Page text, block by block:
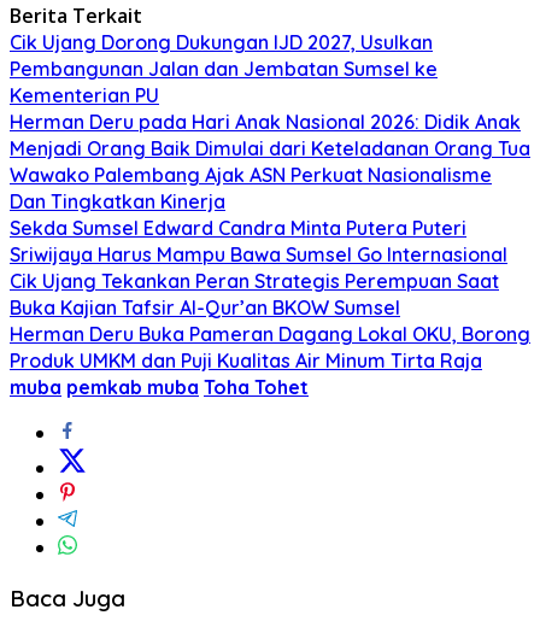
Berita Terkait
Cik Ujang Dorong Dukungan IJD 2027, Usulkan
Pembangunan Jalan dan Jembatan Sumsel ke
Kementerian PU
Herman Deru pada Hari Anak Nasional 2026: Didik Anak
Menjadi Orang Baik Dimulai dari Keteladanan Orang Tua
Wawako Palembang Ajak ASN Perkuat Nasionalisme
Dan Tingkatkan Kinerja
Sekda Sumsel Edward Candra Minta Putera Puteri
Sriwijaya Harus Mampu Bawa Sumsel Go Internasional
Cik Ujang Tekankan Peran Strategis Perempuan Saat
Buka Kajian Tafsir Al-Qur’an BKOW Sumsel
Herman Deru Buka Pameran Dagang Lokal OKU, Borong
Produk UMKM dan Puji Kualitas Air Minum Tirta Raja
muba pemkab muba Toha Tohet
Baca Juga